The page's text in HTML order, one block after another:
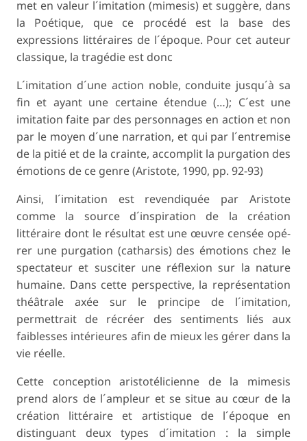
met en valeur l´imitation (mimesis) et suggère, dans
la Poétique, que ce procédé est la base des
expressions littéraires de l´époque. Pour cet auteur
classique, la tragédie est donc
L´imitation d´une action noble, conduite jusqu´à sa
fin et ayant une certaine étendue (…); C´est une
imitation faite par des personnages en action et non
par le moyen d´une narration, et qui par l´entremise
de la pitié et de la crainte, accomplit la purgation des
émotions de ce genre (Aristote, 1990, pp. 92-93)
Ainsi, l´imitation est revendiquée par Aristote
comme la source d´inspiration de la création
littéraire dont le résultat est une œuvre censée opé-
rer une purgation (catharsis) des émotions chez le
spectateur et susciter une réflexion sur la nature
humaine. Dans cette perspective, la représentation
théâtrale axée sur le principe de l´imitation,
permettrait de récréer des sentiments liés aux
faiblesses intérieures afin de mieux les gérer dans la
vie réelle.
Cette conception aristotélicienne de la mimesis
prend alors de l´ampleur et se situe au cœur de la
création littéraire et artistique de l´époque en
distinguant deux types d´imitation : la simple